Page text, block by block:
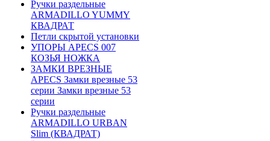
Ручки раздельные
ARMADILLO YUMMY
КВАДРАТ
Петли скрытой установки
УПОРЫ APECS 007
КОЗЬЯ НОЖКА
ЗАМКИ ВРЕЗНЫЕ
APECS Замки врезные 53
серии Замки врезные 53
серии
Ручки раздельные
ARMADILLO URBAN
Slim (КВАДРАТ)